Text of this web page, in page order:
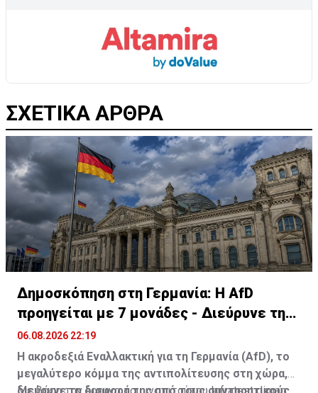
ΣΧΕΤΙΚΑ ΑΡΘΡΑ
Δημοσκόπηση στη Γερμανία: Η AfD
προηγείται με 7 μονάδες - Διεύρυνε τη
διαφορά
06.08.2026 22:19
Η ακροδεξιά Εναλλακτική για τη Γερμανία (AfD), το
μεγαλύτερο κόμμα της αντιπολίτευσης στη χώρα,
διεύρυνε τη διαφορά της από τους συντηρητικούς
Με βάση την έρευνα του ινστιτούτου Infratest dimap